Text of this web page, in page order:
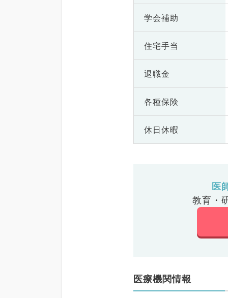
学会補助
住宅手当
退職金
各種保険
休日休暇
医
教育・
医療機関情報